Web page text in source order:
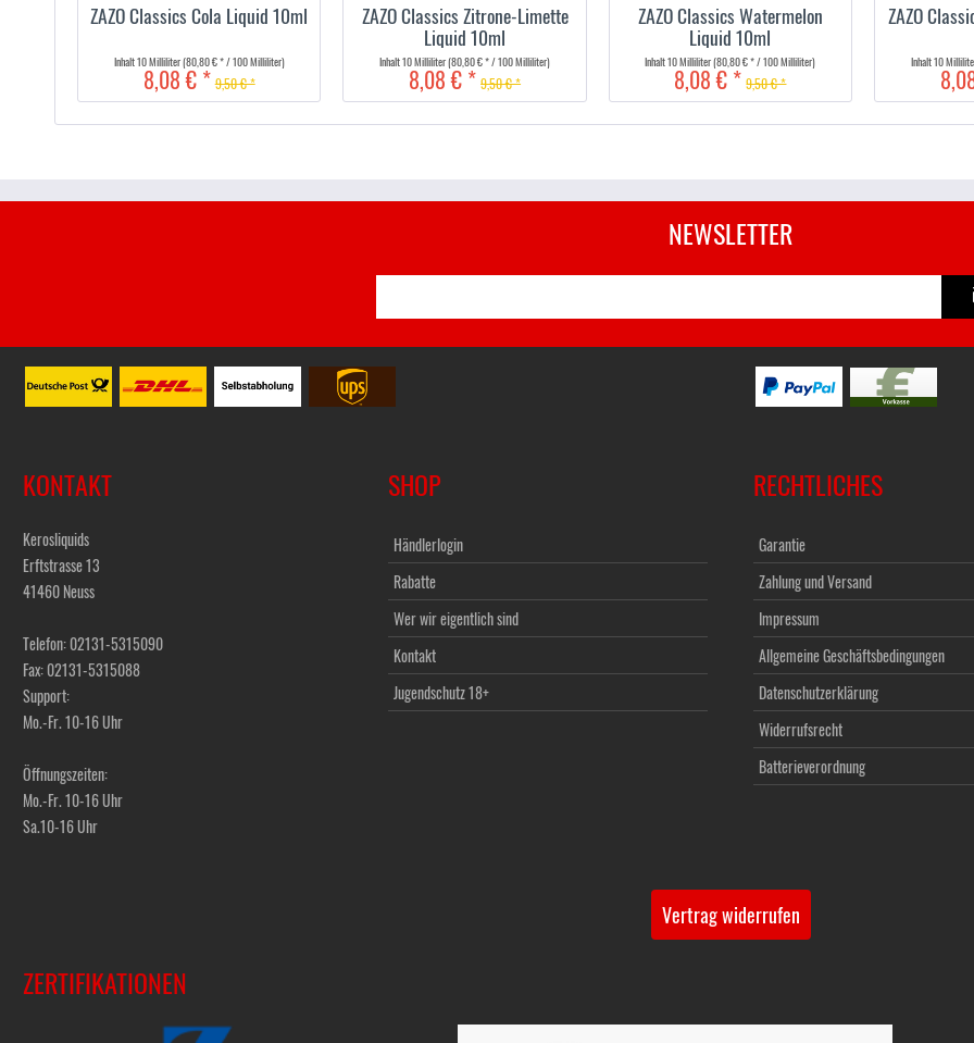
ZAZO Classics Cola Liquid 10ml
Inhalt10 Milliliter(80,80 € * / 100 Milliliter)
8,08 € * 9,50 € *
ZAZO Classics Zitrone-Limette
Liquid 10ml
Inhalt10 Milliliter(80,80 € * / 100 Milliliter)
8,08 € * 9,50 € *
ZAZO Classics Watermelon
Liquid 10ml
Inhalt10 Milliliter(80,80 € * / 100 Milliliter)
8,08 € * 9,50 € *
ZAZO
Inhalt10
NEWSLETTER
KONTAKT
Kerosliquids
Erftstrasse 13
41460 Neuss
Telefon: 02131-5315090
Fax: 02131-5315088
Support:
Mo.-Fr. 10-16 Uhr
Öffnungszeiten:
Mo.-Fr. 10-16 Uhr
Sa.10-16 Uhr
SHOP
Händlerlogin
Rabatte
Wer wir eigentlich sind
Kontakt
Jugendschutz 18+
RECHTLICHES
Garantie
Zahlung und Versand
Impressum
Allgemeine Geschäftsbedingungen
Datenschutzerklärung
Widerrufsrecht
Batterieverordnung
Vertrag widerrufen
ZERTIFIKATIONEN